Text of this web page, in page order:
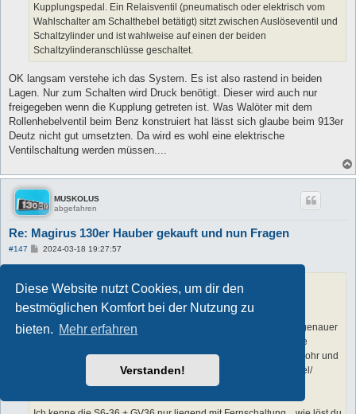
Diese Website nutzt Cookies, um dir den
bestmöglichen Komfort bei der Nutzung zu
bieten. Mehr erfahren
Verstanden!
Kupplungspedal. Ein Relaisventil (pneumatisch oder elektrisch vom
Wahlschalter am Schalthebel betätigt) sitzt zwischen Auslöseventil und
Schaltzylinder und ist wahlweise auf einen der beiden
Schaltzylinderanschlüsse geschaltet.
OK langsam verstehe ich das System. Es ist also rastend in beiden
Lagen. Nur zum Schalten wird Druck benötigt. Dieser wird auch nur
freigegeben wenn die Kupplung getreten ist. Was Walöter mit dem
Rollenhebelventil beim Benz konstruiert hat lässt sich glaube beim 913er
Deutz nicht gut umsetzten. Da wird es wohl eine elektrische
Ventilschaltung werden müssen....
MUSKOLUS
abgefahren
Re: Magirus 130er Hauber gekauft und nun Fragen
#147
B
i
r
a
g
2024-03-18 19:27:57
husky240 hat geschrieben:↑
ich schau mir das kommendes Wochenende bei mir noch mal genauer
an. Mein Getriebe kommt aus einem Iveco, die Welle könnte die
Gleiche sein wie bei dir. Was nicht passt ist der Deckel/ Wellenrohr und
damit das Ausdrücklager, welches nicht über die originale Gabel/
Kupplungsbetätigung vom S5/35 oder S6/36 passt.